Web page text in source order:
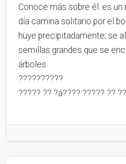
Conoce más sobre él: es un
día camina solitario por el
huye precipitadamente; se
semillas grandes que se
árboles.
??????????
????? ?? ?á???? ????? ??